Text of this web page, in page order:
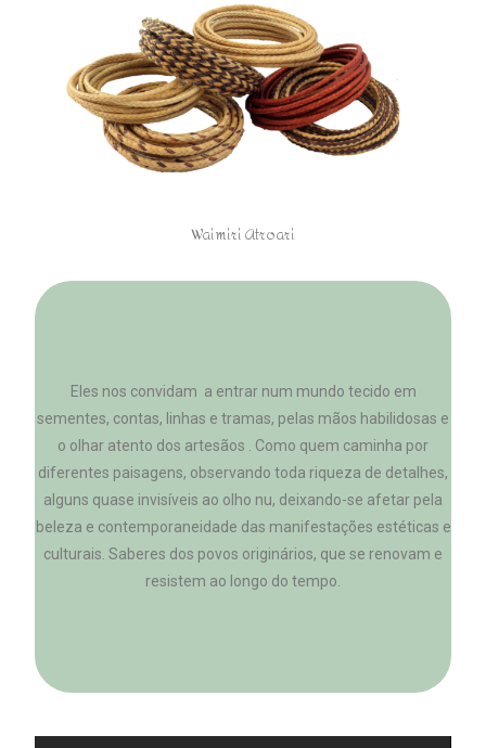
Waimiri Atroari
Eles nos convidam a entrar num mundo tecido em
sementes, contas, linhas e tramas, pelas mãos habilidosas e
o olhar atento dos artesãos . Como quem caminha por
diferentes paisagens, observando toda riqueza de detalhes,
alguns quase invisíveis ao olho nu, deixando-se afetar pela
beleza e contemporaneidade das manifestações estéticas e
culturais. Saberes dos povos originários, que se renovam e
resistem ao longo do tempo.